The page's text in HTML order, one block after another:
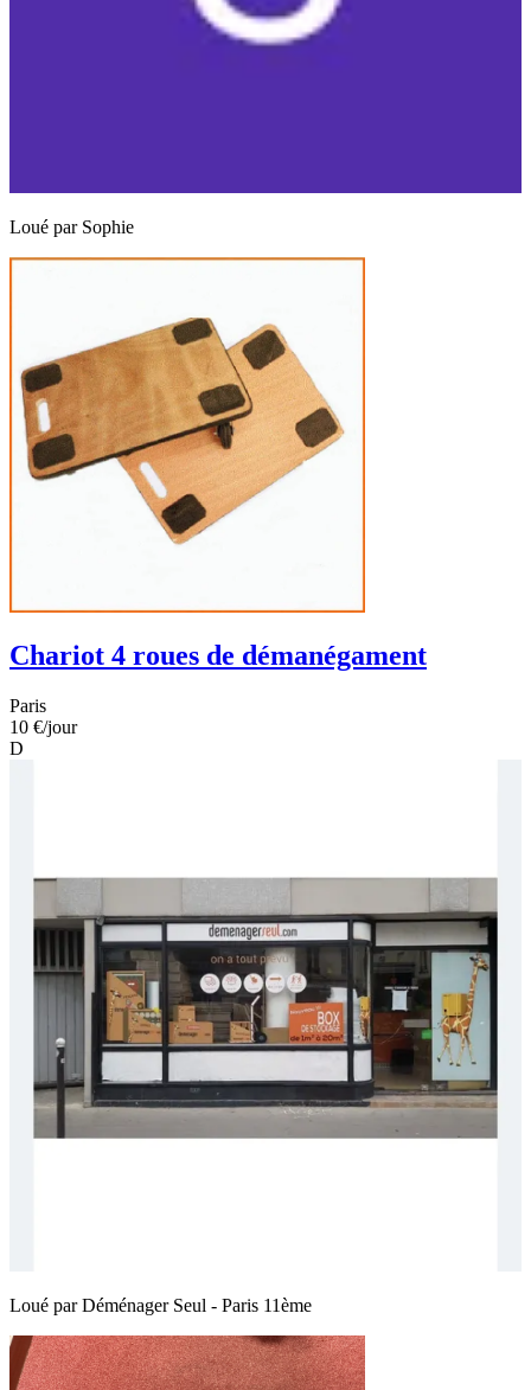
Loué par Sophie
Chariot 4 roues de démanégament
Paris
10 €/jour
D
Loué parDéménager Seul - Paris 11ème